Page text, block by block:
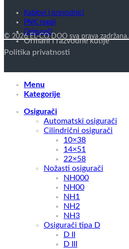
Kablovi i provodnici
PNK regali
Osigurači
Ormani i razvodne kutije
© 2026 EL-CO DOO sva prava zadržana.
Politika privatnosti
Menu
Kategorije
Osigurači
Automatski osigurači
Cilindrični osigurači
10×38
14×51
22×58
Nožasti osigurači
NH000
NH00
NH1
NH2
NH3
Osigurači tipa D
D II
D III